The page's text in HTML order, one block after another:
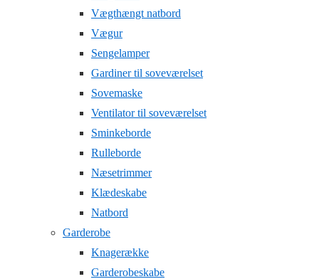
Vægthængt natbord
Vægur
Sengelamper
Gardiner til soveværelset
Sovemaske
Ventilator til soveværelset
Sminkeborde
Rulleborde
Næsetrimmer
Klædeskabe
Natbord
Garderobe
Knagerække
Garderobeskabe